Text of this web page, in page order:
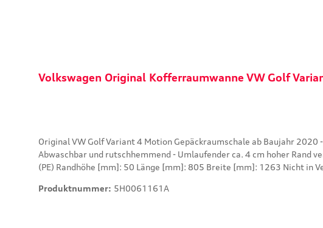
Volkswagen Original Kofferraumwanne VW Golf
Original VW Golf Variant 4 Motion Gepäckraumschale ab Baujahr 2020 - Volkswagen Original Gepäckraumschale - Für tiefen Ladeboden - Schutz gegen Nässe und Schmutz - Passgenau -
Abwaschbar und rutschhemmend - Umlaufender ca. 4 cm hoher Rand verhindert Auslaufen von
(PE) Randhöhe [mm]: 50 Länge [mm]: 805 Breite [mm]: 1263 Nicht in
Produktnummer: 5H0061161A